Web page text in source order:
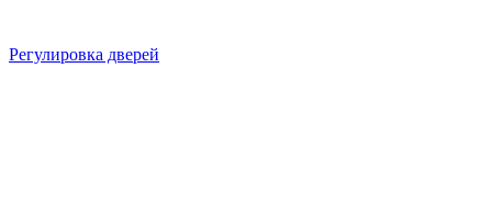
Регулировка дверей